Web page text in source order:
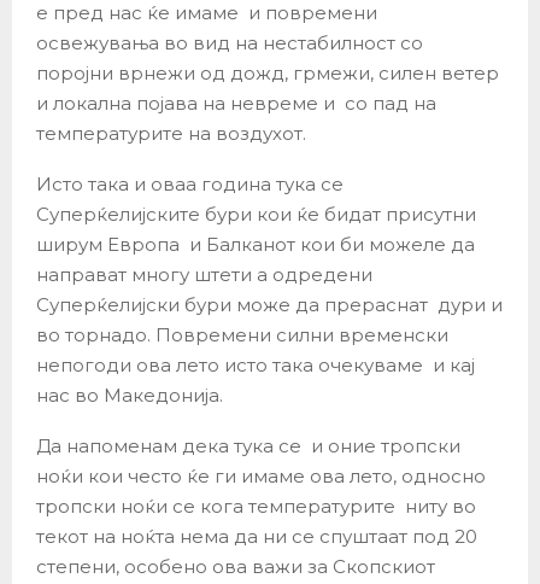
е пред нас ќе имаме и повремени
освежувања во вид на нестабилност со
поројни врнежи од дожд, грмежи, силен ветер
и локална појава на невреме и со пад на
температурите на воздухот.
Исто така и оваа година тука се
Суперќелијските бури кои ќе бидат присутни
ширум Европа и Балканот кои би можеле да
направат многу штети а одредени
Суперќелијски бури може да прераснат дури и
во торнадо. Повремени силни временски
непогоди ова лето исто така очекуваме и кај
нас во Македонија.
Да напоменам дека тука се и оние тропски
ноќи кои често ќе ги имаме ова лето, односно
тропски ноќи се кога температурите ниту во
текот на ноќта нема да ни се спуштаат под 20
степени, особено ова важи за Скопскиот